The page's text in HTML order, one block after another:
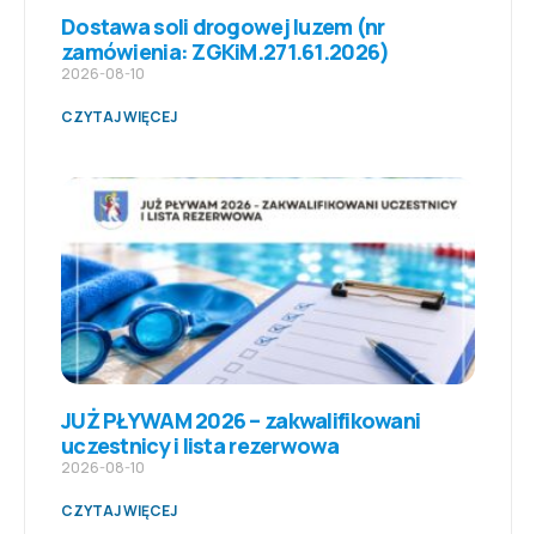
Dostawa soli drogowej luzem (nr
zamówienia: ZGKiM.271.61.2026)
2026-08-10
CZYTAJ WIĘCEJ
JUŻ PŁYWAM 2026 – zakwalifikowani
uczestnicy i lista rezerwowa
2026-08-10
CZYTAJ WIĘCEJ